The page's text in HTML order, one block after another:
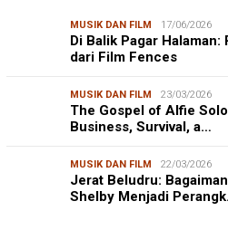
MUSIK DAN FILM 17/06/2026
Di Balik Pagar
dari Film Fences
MUSIK DAN FILM 23/03/2026
The Gospel of Alfie
Business, Survival, a…
MUSIK DAN FILM 22/03/2026
Jerat Beludru:
Shelby Menjadi